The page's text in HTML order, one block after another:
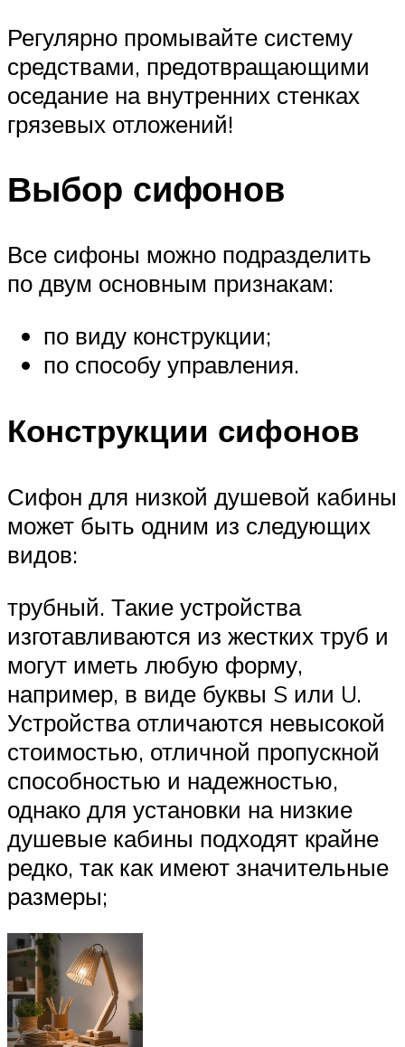
Регулярно промывайте систему
средствами, предотвращающими
оседание на внутренних стенках
грязевых отложений!
Выбор сифонов
Все сифоны можно подразделить
по двум основным признакам:
по виду конструкции;
по способу управления.
Конструкции сифонов
Сифон для низкой душевой кабины
может быть одним из следующих
видов:
трубный. Такие устройства
изготавливаются из жестких труб и
могут иметь любую форму,
например, в виде буквы S или U.
Устройства отличаются невысокой
стоимостью, отличной пропускной
способностью и надежностью,
однако для установки на низкие
душевые кабины подходят крайне
редко, так как имеют значительные
размеры;